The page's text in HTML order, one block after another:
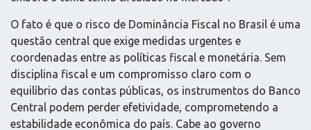
O fato é que o risco de Dominância Fiscal no Brasil é uma
questão central que exige medidas urgentes e
coordenadas entre as políticas fiscal e monetária. Sem
disciplina fiscal e um compromisso claro com o
equilíbrio das contas públicas, os instrumentos do Banco
Central podem perder efetividade, comprometendo a
estabilidade econômica do país. Cabe ao governo